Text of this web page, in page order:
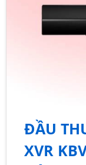
ĐẦU
XVR